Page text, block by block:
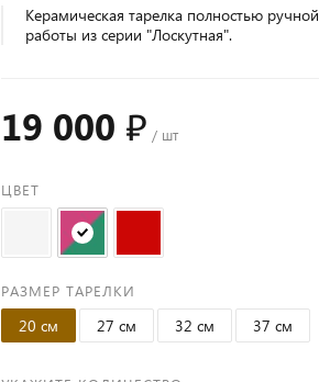
Керамическая тарелка полностью ручной
работы из серии "Лоскутная".
19 000 ₽ / шт
ЦВЕТ
РАЗМЕР ТАРЕЛКИ
20 см 27 см 32 см 37 см